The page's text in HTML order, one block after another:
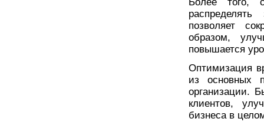
позволяет
образом,
повышается
Оптимизация
из основных
организации.
клиентов,
бизнеса в